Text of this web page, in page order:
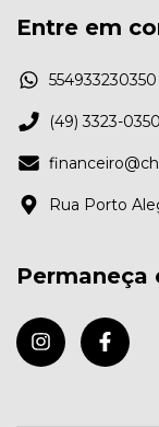
Entre em
554933230350
(49) 3323-0350
Rua Porto
Permaneça